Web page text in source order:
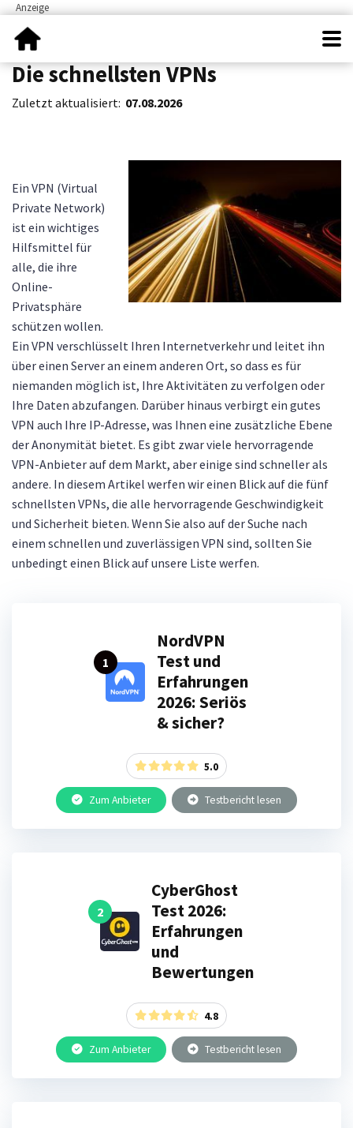
Die schnellsten VPNs
Zuletzt aktualisiert: 07.08.2026
Ein VPN (Virtual
Private Network)
ist ein wichtiges
Hilfsmittel für
alle, die ihre
Online-
Privatsphäre
schützen wollen.
Ein VPN verschlüsselt Ihren Internetverkehr und leitet ihn
über einen Server an einem anderen Ort, so dass es für
niemanden möglich ist, Ihre Aktivitäten zu verfolgen oder
Ihre Daten abzufangen. Darüber hinaus verbirgt ein gutes
VPN auch Ihre IP-Adresse, was Ihnen eine zusätzliche Ebene
der Anonymität bietet. Es gibt zwar viele hervorragende
VPN-Anbieter auf dem Markt, aber einige sind schneller als
andere. In diesem Artikel werfen wir einen Blick auf die fünf
schnellsten VPNs, die alle hervorragende Geschwindigkeit
und Sicherheit bieten. Wenn Sie also auf der Suche nach
einem schnellen und zuverlässigen VPN sind, sollten Sie
unbedingt einen Blick auf unsere Liste werfen.
1
NordVPN
Test und
Erfahrungen
2026: Seriös
& sicher?
5.0
Zum Anbieter Testbericht lesen
2
CyberGhost
Test 2026:
Erfahrungen
und
Bewertungen
4.8
Zum Anbieter Testbericht lesen